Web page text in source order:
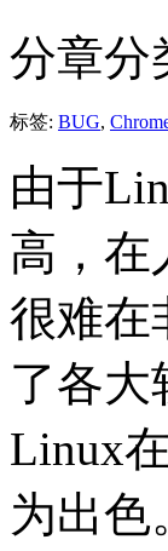
分章分
标签: BUG,
由于
高，在
很难在
了各大
Linux
为出色